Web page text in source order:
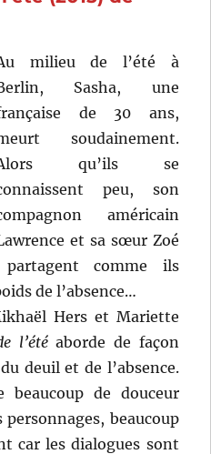
milieu de l’été à
Sasha, une
de 30 ans,
soudainement.
qu’ils se
peu, son
américain
et sa sœur Zoé
comme ils
de l’absence…
Hers et Mariette
l’étéaborde de façon
deuil et de l’absence.
beaucoup de douceur
beaucoup
car les dialogues sont